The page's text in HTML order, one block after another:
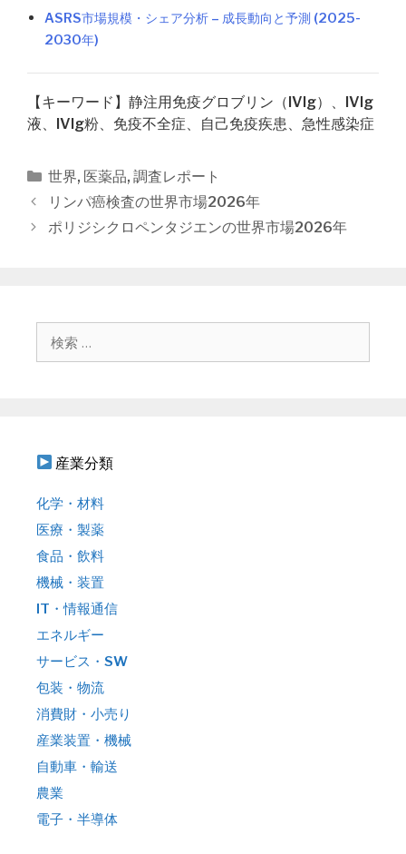
ASRS市場規模・シェア分析 – 成長動向と予測 (2025-
2030年)
【キーワード】静注用免疫グロブリン（IVIg）、IVIg
液、IVIg粉、免疫不全症、自己免疫疾患、急性感染症
カ
テ
ゴ
リ
世界, 医薬品, 調査レポート
投
稿
リンパ癌検査の世界市場2026年
ポリジシクロペンタジエンの世界市場2026年
産業分類
化学・材料
医療・製薬
食品・飲料
機械・装置
IT・情報通信
エネルギー
サービス・SW
包装・物流
消費財・小売り
産業装置・機械
自動車・輸送
農業
電子・半導体